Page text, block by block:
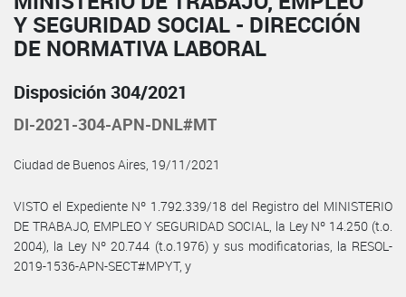
Y SEGURIDAD SOCIAL - DIRECCIÓN
DE NORMATIVA LABORAL
Disposición 304/2021
DI-2021-304-APN-DNL#MT
Ciudad de Buenos Aires, 19/11/2021
VISTO el Expediente Nº 1.792.339/18 del Registro del MINISTERIO
DE TRABAJO, EMPLEO Y SEGURIDAD SOCIAL, la Ley Nº 14.250 (t.o.
2004), la Ley Nº 20.744 (t.o.1976) y sus modificatorias, la RESOL-
2019-1536-APN-SECT#MPYT, y